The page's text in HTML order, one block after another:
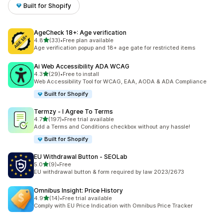
Built for Shopify
AgeCheck 18+: Age verification
4.8滿分 5 顆星
(33)
共有 33 則評價
•Free plan available
Age verification popup and 18+ age gate for restricted items
Ai Web Accessibility ADA WCAG
4.3滿分 5 顆星
(29)
共有 29 則評價
•Free to install
Web Accessibility Tool for WCAG, EAA, AODA & ADA Compliance
Built for Shopify
Termzy ‑ I Agree To Terms
4.7滿分 5 顆星
(197)
共有 197 則評價
•Free trial available
Add a Terms and Conditions checkbox without any hassle!
Built for Shopify
EU Withdrawal Button ‑ SEOLab
5.0滿分 5 顆星
(9)
共有 9 則評價
•Free
EU withdrawal button & form required by law 2023/2673
Omnibus Insight: Price History
4.9滿分 5 顆星
(14)
共有 14 則評價
•Free trial available
Comply with EU Price Indication with Omnibus Price Tracker